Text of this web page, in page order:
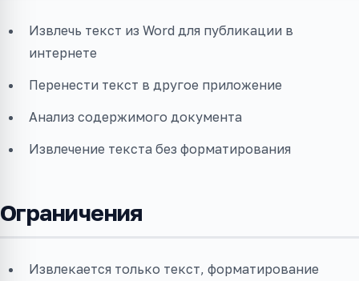
Извлечь текст из Word для публикации в
интернете
Перенести текст в другое приложение
Анализ содержимого документа
Извлечение текста без форматирования
Ограничения
Извлекается только текст, форматирование